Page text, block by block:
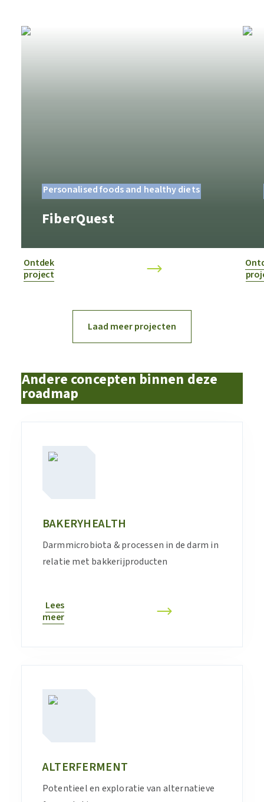
Personalised foods and healthy diets
FiberQuest
Ontdek
project
Laad meer projecten
Andere concepten binnen deze
roadmap
BAKERYHEALTH
Darmmicrobiota & processen in de darm in
relatie met bakkerijproducten
Lees
meer
ALTERFERMENT
Potentieel en exploratie van alternatieve